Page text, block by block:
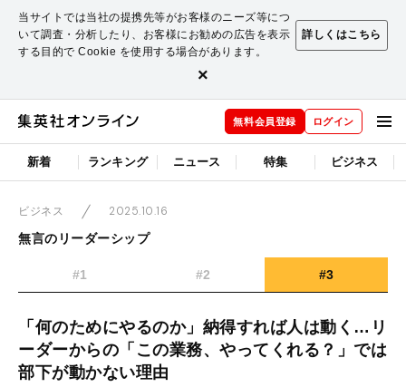
当サイトでは当社の提携先等がお客様のニーズ等につ
いて調査・分析したり、お客様にお勧めの広告を表示
する目的で Cookie を使用する場合があります。
詳しくはこちら
×
無料会員登録 ログイン
新着 ランキング ニュース 特集 ビジネス
ビジネス
2025.10.16
無言のリーダーシップ
#1 #2 #3
「何のためにやるのか」納得すれば人は動く…リ
ーダーからの「この業務、やってくれる？」では
部下が動かない理由